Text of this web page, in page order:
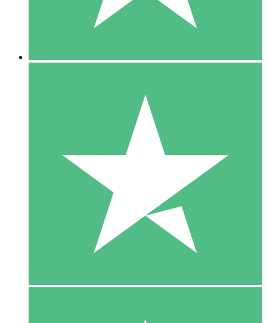
10 Downloads
20 00